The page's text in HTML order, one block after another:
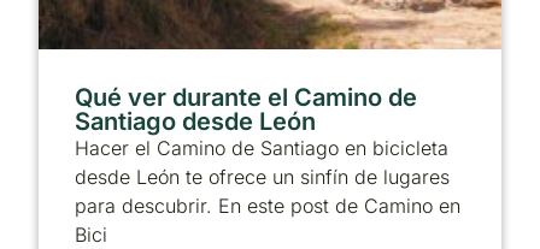
Qué ver durante el Camino de
Santiago desde León
Hacer el Camino de Santiago en bicicleta
desde León te ofrece un sinfín de lugares
para descubrir. En este post de Camino en
Bici